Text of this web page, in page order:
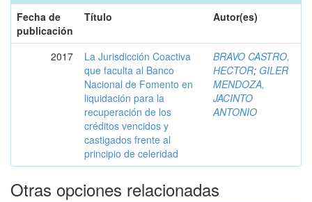
Fecha de
publicación
Título Autor(es)
2017
La Jurisdicción Coactiva
que faculta al Banco
Nacional de Fomento en
liquidación para la
recuperación de los
créditos vencidos y
castigados frente al
principio de celeridad
BRAVO CASTRO,
HECTOR; GILER
MENDOZA,
JACINTO
ANTONIO
Otras opciones relacionadas